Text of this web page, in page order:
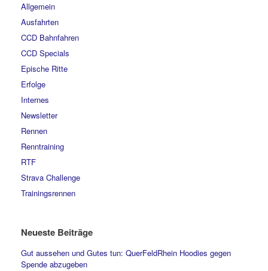
Allgemein
Ausfahrten
CCD Bahnfahren
CCD Specials
Epische Ritte
Erfolge
Internes
Newsletter
Rennen
Renntraining
RTF
Strava Challenge
Trainingsrennen
Neueste Beiträge
Gut aussehen und Gutes tun: QuerFeldRhein Hoodies gegen
Spende abzugeben